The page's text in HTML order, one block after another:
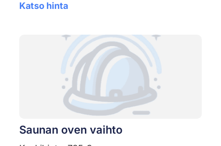
Katso hinta
Saunan oven vaihto